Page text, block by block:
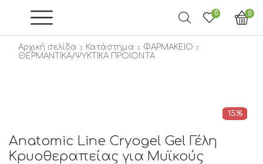
0 0
Αρχική σελίδα Κατάστημα
ΦΑΡΜΑΚΕΙΟ
ΘΕΡΜΑΝΤΙΚΑ/ΨΥΚΤΙΚΑ ΠΡΟΙΟΝΤΑ
15%
Anatomic Line Cryogel Gel Γέλη
Κρυοθεραπείας για Μυϊκούς